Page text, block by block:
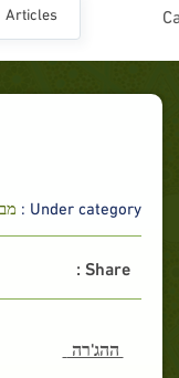
Articles
Under category :
Share :
ההג'רה